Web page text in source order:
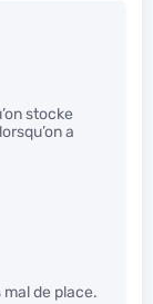
stocke
a
mal de place.